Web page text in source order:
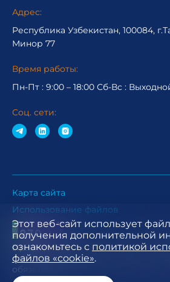
Этот веб-сайт использует
получения дополнительной
ознакомьтесь с политикой
файлов «cookie».
Адрес:
Республика Узбекистан, 100084,
Минор 77
Время работы:
Пн-Пт : 9:00 – 18:00 Сб-Вc :
Соц. сети:
Карта сайта
Использование файлов
При использовании материалов с
сайта АО СП "УЗБАТ А.О." ссылка на
обязательна